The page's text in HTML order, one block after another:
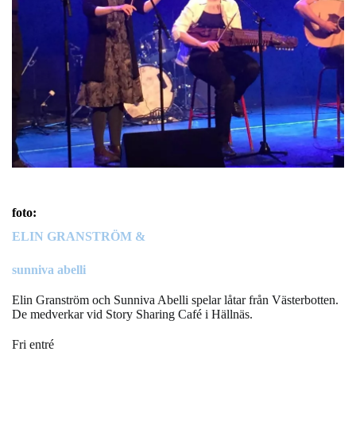
foto:
ELIN GRANSTRÖM &
sunniva abelli
Elin Granström och Sunniva Abelli spelar låtar från Västerbotten.
De medverkar vid Story Sharing Café i Hällnäs.
Fri entré